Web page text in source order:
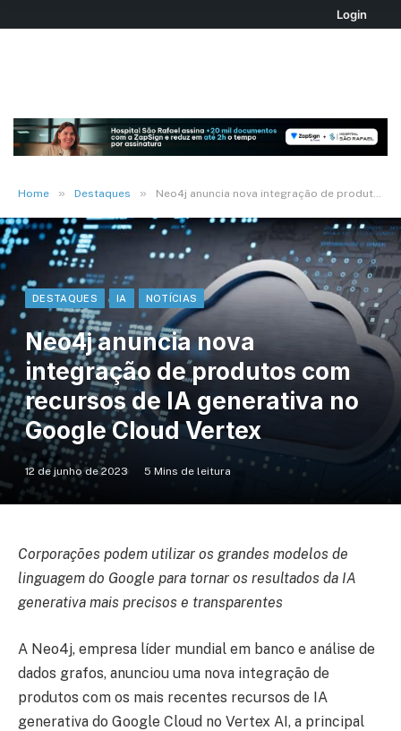
Login
Home » Destaques » Neo4j anuncia nova integração de produtos com recursos de IA generativa no Google Cloud Vertex
DESTAQUES IA NOTÍCIAS
Neo4j anuncia nova
integração de produtos com
recursos de IA generativa no
Google Cloud Vertex
12 de junho de 2023 5 Mins de leitura
Corporações podem utilizar os grandes modelos de
linguagem do Google para tornar os resultados da IA
generativa mais precisos e transparentes
A Neo4j, empresa líder mundial em banco e análise de
dados grafos, anunciou uma nova integração de
produtos com os mais recentes recursos de IA
generativa do Google Cloud no Vertex AI, a principal